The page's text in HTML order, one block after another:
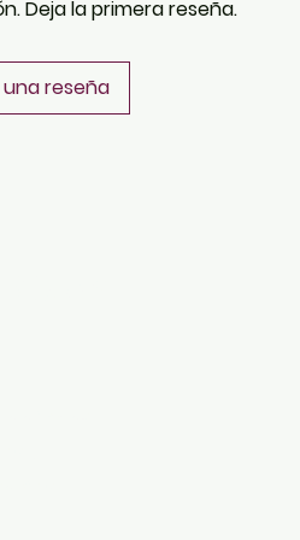
Deja la primera reseña.
una reseña